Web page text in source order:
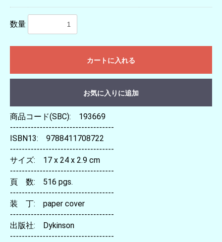
数量
カートに入れる
お気に入りに追加
商品コード(SBC): 193669
-----------------------------------
ISBN13: 9788411708722
-----------------------------------
サイズ: 17 x 24 x 2.9 cm
-----------------------------------
頁 数: 516 pgs.
-----------------------------------
装 丁: paper cover
-----------------------------------
出版社: Dykinson
-----------------------------------